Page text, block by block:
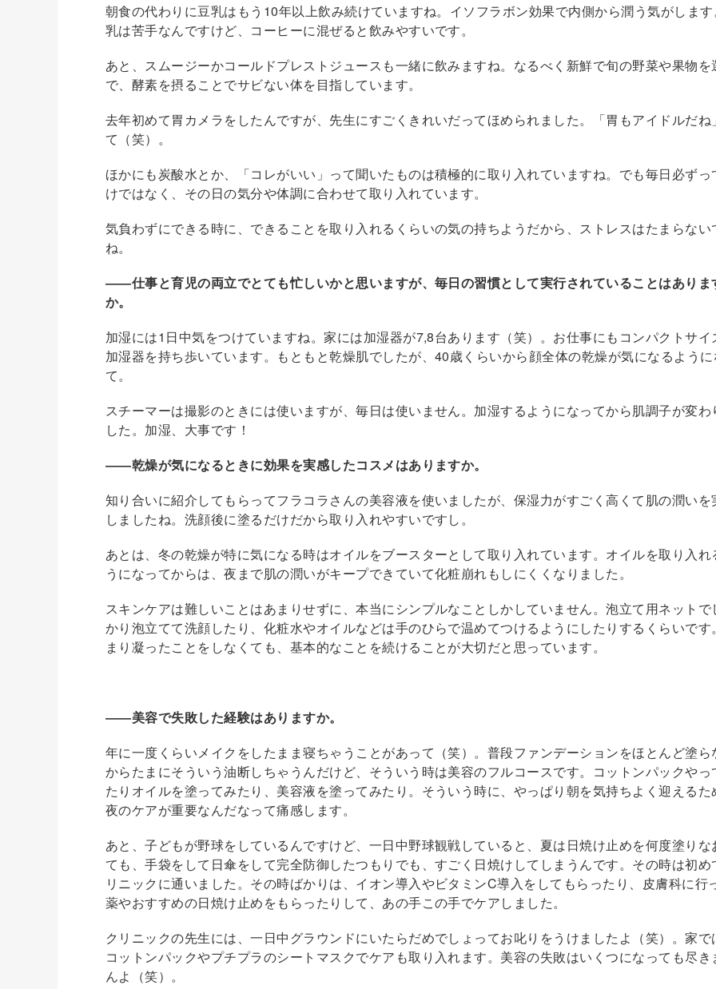
朝食の代わりに豆乳はもう10年以上飲み続けていますね。イソフラボン効果で内側から潤う気がしま
乳は苦手なんですけど、コーヒーに混ぜると飲みやすいです。
あと、スムージーかコールドプレストジュースも一緒に飲みますね。なるべく新鮮で旬の野菜や果物を
で、酵素を摂ることでサビない体を目指しています。
去年初めて胃カメラをしたんですが、先生にすごくきれいだってほめられました。「胃もアイドルだね
て（笑）。
ほかにも炭酸水とか、「コレがいい」って聞いたものは積極的に取り入れていますね。でも毎日必ずっ
けではなく、その日の気分や体調に合わせて取り入れています。
気負わずにできる時に、できることを取り入れるくらいの気の持ちようだから、ストレスはたまらない
ね。
――仕事と育児の両立でとても忙しいかと思いますが、毎日の習慣として実行されていることはありま
か。
加湿には1日中気をつけていますね。家には加湿器が7,8台あります（笑）。お仕事にもコンパクトサイ
加湿器を持ち歩いています。もともと乾燥肌でしたが、40歳くらいから顔全体の乾燥が気になるよう
て。
スチーマーは撮影のときには使いますが、毎日は使いません。加湿するようになってから肌調子が変わ
した。加湿、大事です！
――乾燥が気になるときに効果を実感したコスメはありますか。
知り合いに紹介してもらってフラコラさんの美容液を使いましたが、保湿力がすごく高くて肌の潤いを
しましたね。洗顔後に塗るだけだから取り入れやすいですし。
あとは、冬の乾燥が特に気になる時はオイルをブースターとして取り入れています。オイルを取り入れ
うになってからは、夜まで肌の潤いがキープできていて化粧崩れもしにくくなりました。
スキンケアは難しいことはあまりせずに、本当にシンプルなことしかしていません。泡立て用ネットで
かり泡立てて洗顔したり、化粧水やオイルなどは手のひらで温めてつけるようにしたりするくらいです
まり凝ったことをしなくても、基本的なことを続けることが大切だと思っています。
――美容で失敗した経験はありますか。
年に一度くらいメイクをしたまま寝ちゃうことがあって（笑）。普段ファンデーションをほとんど塗ら
からたまにそういう油断しちゃうんだけど、そういう時は美容のフルコースです。コットンパックやっ
たりオイルを塗ってみたり、美容液を塗ってみたり。そういう時に、やっぱり朝を気持ちよく迎えるた
夜のケアが重要なんだなって痛感します。
あと、子どもが野球をしているんですけど、一日中野球観戦していると、夏は日焼け止めを何度塗りな
ても、手袋をして日傘をして完全防御したつもりでも、すごく日焼けしてしまうんです。その時は初め
リニックに通いました。その時ばかりは、イオン導入やビタミンC導入をしてもらったり、皮膚科に行
薬やおすすめの日焼け止めをもらったりして、あの手この手でケアしました。
クリニックの先生には、一日中グラウンドにいたらだめでしょってお叱りをうけましたよ（笑）。家で
コットンパックやプチプラのシートマスクでケアも取り入れます。美容の失敗はいくつになっても尽き
んよ（笑）。